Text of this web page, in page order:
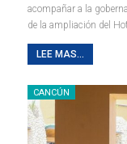
acompañar a la
de la ampliación del
LEE MAS...
CANCÚN